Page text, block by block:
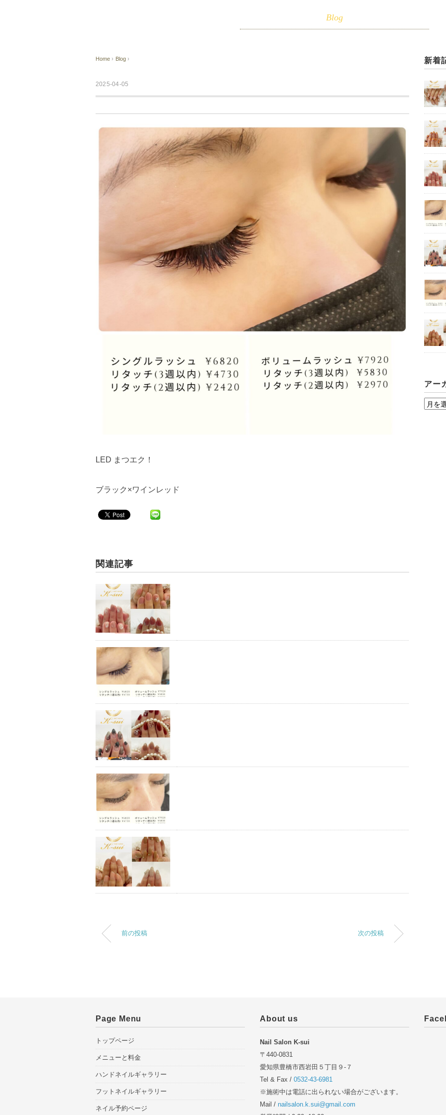
Blog
Home › Blog ›
2025-04-05
LED まつエク！
ブラック×ワインレッド
関連記事
前の投稿 次の投稿
新着
アー
ア
Page Menu
トップページ
メニューと料金
ハンドネイルギャラリー
フットネイルギャラリー
ネイル予約ページ
About us
Nail Salon K-sui
〒440-0831
愛知県豊橋市西岩田５丁目９-７
Tel & Fax /0532-43-6981
※施術中は電話に出られない場合がございます。
Mail /nailsalon.k.sui@gmail.com